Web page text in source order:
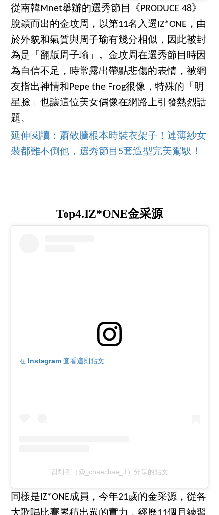
從南韓Mnet舉辦的選秀節目《PRODUCE 48》
脫穎而出的金玟周，以第11名入選IZ*ONE，由
於外貌和氣質與周子瑜有幾分相似，因此被封
為是「翻版周子瑜」。金玟周在選秀節目時因
為自信不足，時常露出帶點悲傷的表情，被網
友指出神情和Pepe the Frog很像，特殊的「明
星臉」也讓這位美女偶像在網路上引發熱烈話
題。
延伸閱讀：蕭敬騰根本時裝衣架子！連薄紗女
裝都難不倒他，選秀節目5套造型完美駕馭！
Top4.IZ*ONE金采源
在 Instagram 查看這則貼文
김채원（@_chaechae_1）分享的貼文
同樣是IZ*ONE成員，今年21歲的金采源，從各
大歌唱比賽累積出眾的實力，經歷11個月練習